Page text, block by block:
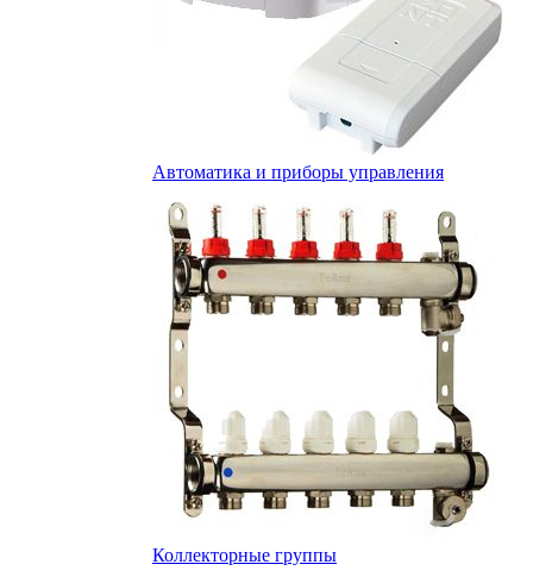
Автоматика и приборы управления
Коллекторные группы